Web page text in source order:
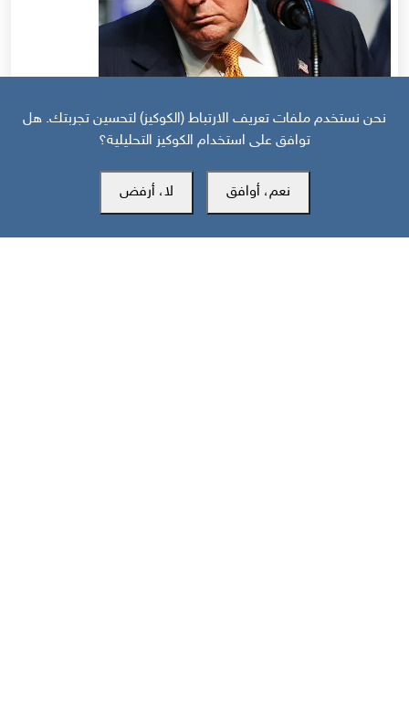
منظور دولي: هل انهارت هدنة واشنطن وطهران قبل أن تتحول إلى اتفاق؟
نحن نستخدم ملفات تعريف الارتباط (الكوكيز) لتحسين تجربتك. هل
توافق على استخدام الكوكيز التحليلية؟
نعم، أوافق لا، أرفض